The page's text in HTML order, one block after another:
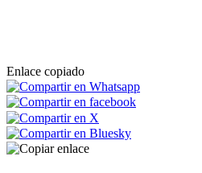
Enlace copiado